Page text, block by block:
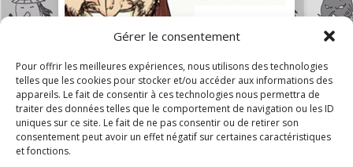
Gérer le consentement
Pour offrir les meilleures expériences, nous utilisons des technologies
telles que les cookies pour stocker et/ou accéder aux informations des
appareils. Le fait de consentir à ces technologies nous permettra de
traiter des données telles que le comportement de navigation ou les ID
uniques sur ce site. Le fait de ne pas consentir ou de retirer son
consentement peut avoir un effet négatif sur certaines caractéristiques
et fonctions.